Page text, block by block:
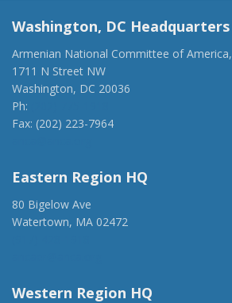
Washington, DC Headquarters
Armenian National Committee of America,
1711 N Street NW
Washington, DC 20036
Ph:
Fax: (202) 223-7964
Eastern Region HQ
80 Bigelow Ave
Watertown, MA 02472
Western Region HQ